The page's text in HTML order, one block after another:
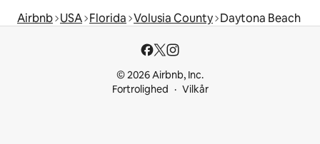
Airbnb USA Florida Volusia County Daytona Beach
© 2026 Airbnb, Inc.
Fortrolighed
Vilkår